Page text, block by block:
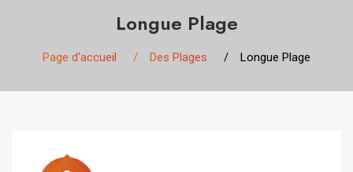
Longue Plage
Page d'accueil Des Plages Longue Plage